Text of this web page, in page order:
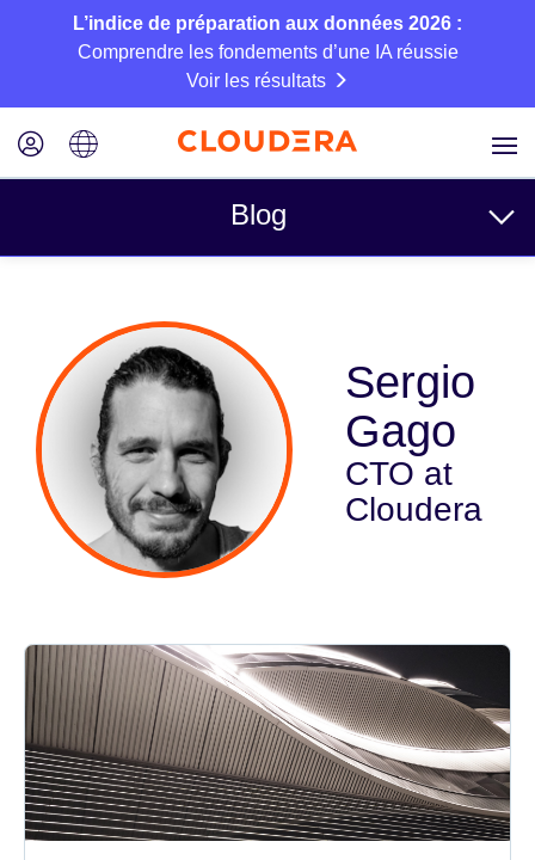
L’indice de préparation aux données 2026 :
Comprendre les fondements d’une IA réussie
Voir les résultats
Blog
Business
Technique
Partenaires
Culture
Industrie manufacturière
Assurance
Télécommunications
Sergio
Gago
CTO at
Cloudera